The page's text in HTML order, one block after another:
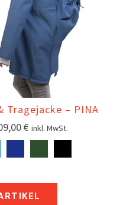
Tragejacke – PINA
€ inkl. MwSt.